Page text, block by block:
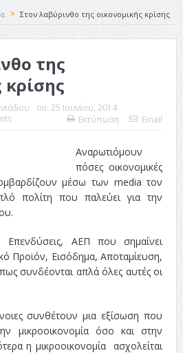
Κάπριο και ο Λάνθιμος
Χωρίς Λέξεις
αντισυμβατική καλοκαιρινή
#517
Μορφές: Κι Όλες Σε Αφορούν
Σένα και την Επιχείρησή σου
Αξίζει άραγε?
Στον λαβύρινθο της οικονομικής κρίσης
της
κρίσης
on: 25 Ιουνίου, 2014
Εκτύπωση Email
Αναρωτιόμουν
πόσες οικονομικές
μέσω των media τον
πολίτη που παλεύει για την
Επενδύσεις, ΑΕΠ που σημαίνει
Προϊόν, Εισόδημα,Αποταμίευση,
συνδέονται απλά όλες αυτές οι
συνθέτουν μια εξίσωση που
μικροοικονομία όσο και στην
η μικροοικονομία ασχολείται